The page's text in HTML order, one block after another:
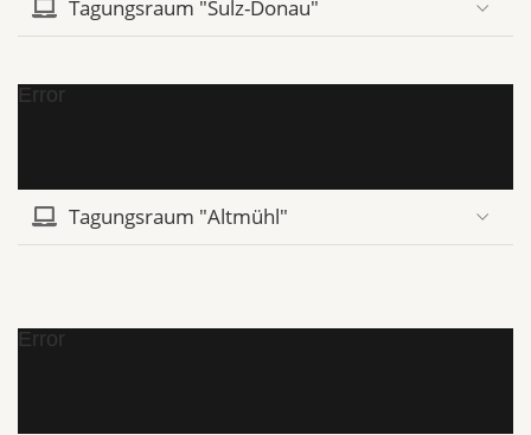
Tagungsraum "Sulz-Donau"
Error
Tagungsraum "Altmühl"
Error